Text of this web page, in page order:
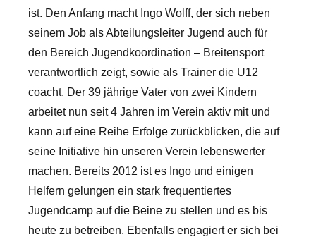
ist. Den Anfang macht Ingo Wolff, der sich neben
seinem Job als Abteilungsleiter Jugend auch für
den Bereich Jugendkoordination – Breitensport
verantwortlich zeigt, sowie als Trainer die U12
coacht. Der 39 jährige Vater von zwei Kindern
arbeitet nun seit 4 Jahren im Verein aktiv mit und
kann auf eine Reihe Erfolge zurückblicken, die auf
seine Initiative hin unseren Verein lebenswerter
machen. Bereits 2012 ist es Ingo und einigen
Helfern gelungen ein stark frequentiertes
Jugendcamp auf die Beine zu stellen und es bis
heute zu betreiben. Ebenfalls engagiert er sich bei